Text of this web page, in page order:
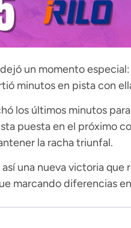
un momento
minutos en pista con
los últimos minutos
puesta en el próximo
la racha triunfal.
así una nueva victoria
marcando diferencias